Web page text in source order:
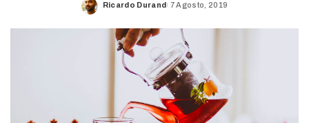
Posted
Ricardo Durand 7 Agosto, 2019